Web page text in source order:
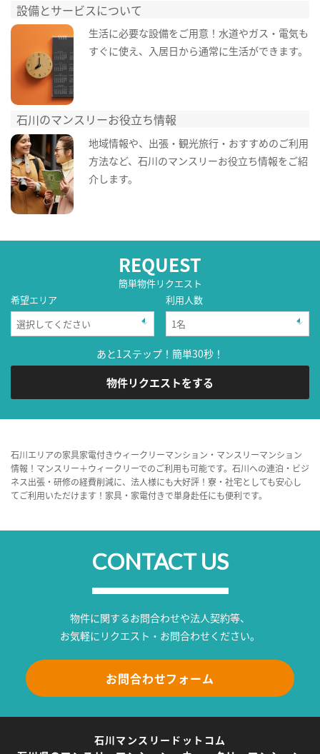
設備とサービスについて
生活に必要な設備をご用意！水道やガス・電気も
すぐに使え、入居日から通常に生活ができます。
石川のマンスリーお役立ち情報
地域情報や、出張・観光旅行・おすすめのご利用
方法など、石川のマンスリーお役立ち情報をご紹
介します。
REQUEST
簡単物件リクエスト
希望エリア
利用人数
あと1ステップ！簡単30秒！
物件リクエストをする
石川エリアの家具家電付きウィークリーマンション・マンスリーマンション
情報！マンスリー＋ウィークリーでのご利用も可能です。石川への連泊・ビジ
ネス出張・研修の経費削減に、法人様にも大好評！寮・社宅としても安心し
てご利用いただけます！家具・家電付きで単身赴任にも便利です。
CONTACT US
物件に関するお問合わせや法人契約等、
お気軽にリクエスト・お問合わせください。
お問合わせフォーム
石川マンスリードットコム